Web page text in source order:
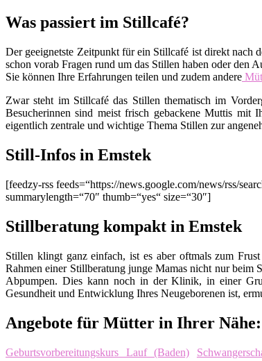
Was passiert im Stillcafé?
Der geeignetste Zeitpunkt für ein Stillcafé ist direkt nach
schon vorab Fragen rund um das Stillen haben oder den
Sie können Ihre Erfahrungen teilen und zudem andere
Zwar steht im Stillcafé das Stillen thematisch im
Besucherinnen sind meist frisch gebackene Muttis mit
eigentlich zentrale und wichtige Thema Stillen zur
Still-Infos in Emstek
[feedzy-rss feeds=“https://news.google.com/news/rss/
summarylength=“70″ thumb=“yes“ size=“30″]
Stillberatung kompakt in Emstek
Stillen klingt ganz einfach, ist es aber oftmals zum
Rahmen einer Stillberatung junge Mamas nicht nur
Abpumpen. Dies kann noch in der Klinik, in einer
Gesundheit und Entwicklung Ihres Neugeborenen ist,
Angebote für Mütter in Ihrer Nähe:
Geburtsvorbereitungskurs Lauf (Baden)